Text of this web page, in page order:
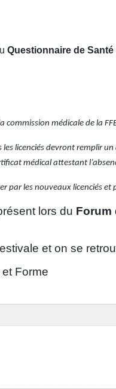
Questionnaire de Santé
commission médicale de la
licenciés devront remplir
médical attestant
par les nouveaux licenciés et
lors du Forum
et on se
Forme